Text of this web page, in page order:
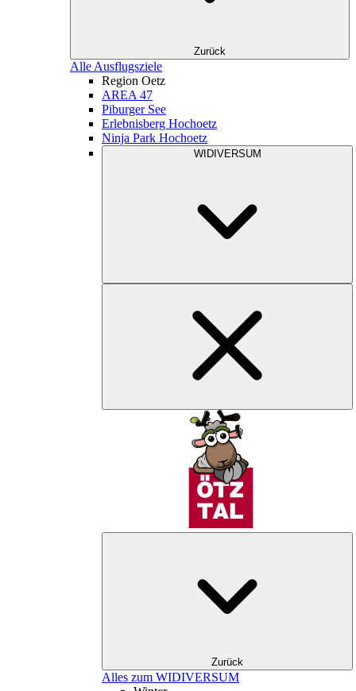
Zurück
Alle Ausflugsziele
Region Oetz
AREA 47
Piburger See
Erlebnisberg Hochoetz
Ninja Park Hochoetz
WIDIVERSUM
Zurück
Alles zum WIDIVERSUM